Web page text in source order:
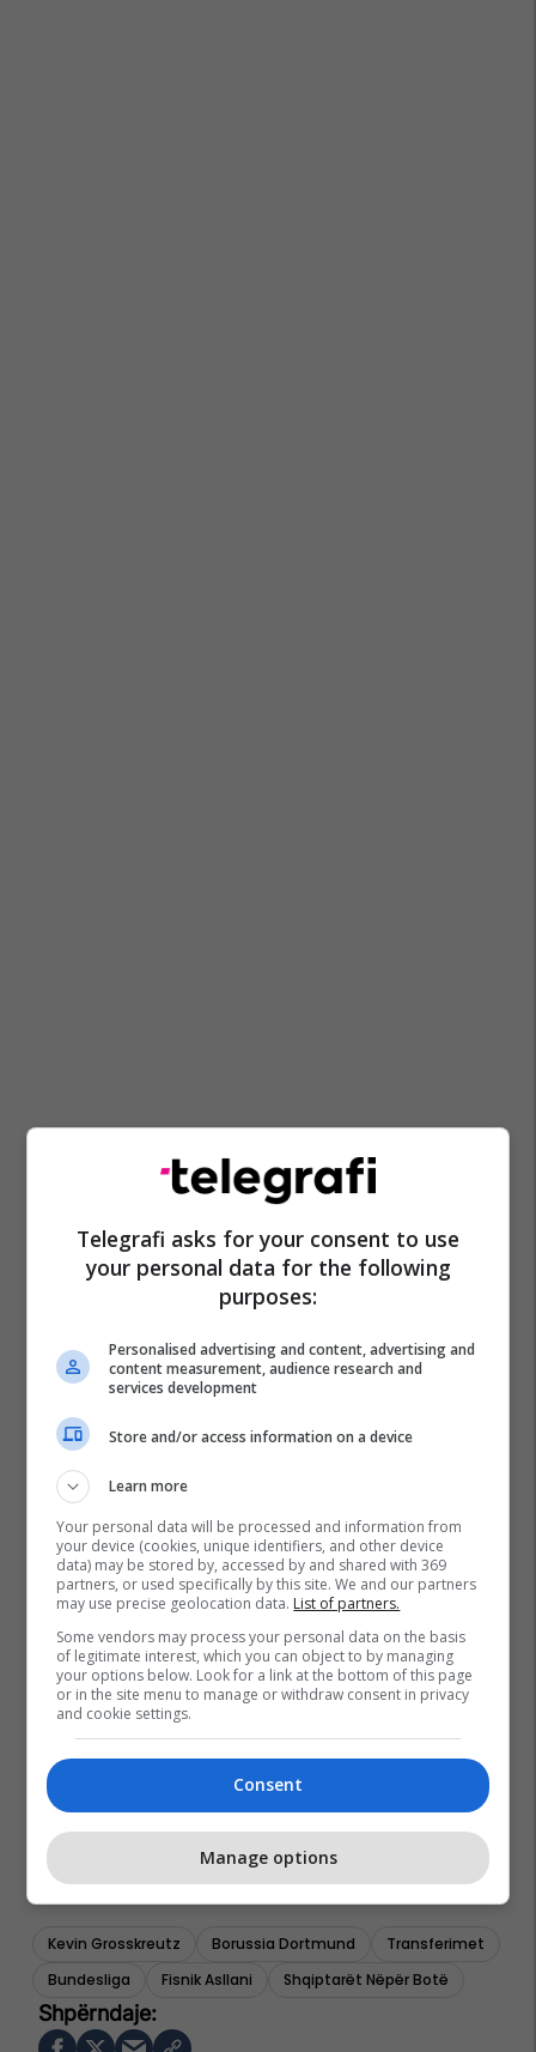
Kevin Grosskreutz Borussia Dortmund
Transferimet
Bundesliga
Fisnik Asllani Shqiptarët Nëpër Botë
Telegrafi asks for your consent to use
your personal data for the following
purposes:
Personalised advertising and content, advertising and
content measurement, audience research and
services development
Store and/or access information on a device
Learn more
Your personal data will be processed and information from
your device (cookies, unique identifiers, and other device
data) may be stored by, accessed by and shared with 369
partners, or used specifically by this site. We and our partners
may use precise geolocation data. List of partners.
Some vendors may process your personal data on the basis
of legitimate interest, which you can object to by managing
your options below. Look for a link at the bottom of this page
or in the site menu to manage or withdraw consent in privacy
and cookie settings.
Consent
Manage options